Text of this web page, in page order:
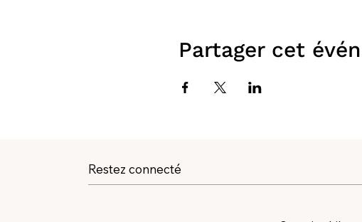
Partager cet
Restez connecté